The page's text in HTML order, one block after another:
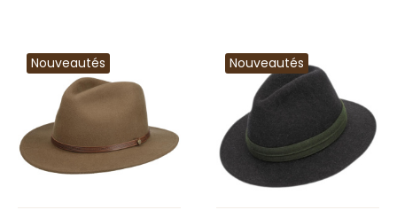
Nouveautés Nouveautés